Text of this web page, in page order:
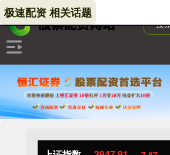
极速配资 相关话题